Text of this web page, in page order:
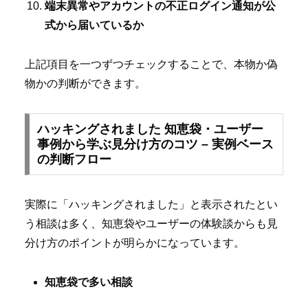
端末異常やアカウントの不正ログイン通知が公
式から届いているか
上記項目を一つずつチェックすることで、本物か偽
物かの判断ができます。
ハッキングされました 知恵袋・ユーザー
事例から学ぶ見分け方のコツ – 実例ベース
の判断フロー
実際に「ハッキングされました」と表示されたとい
う相談は多く、知恵袋やユーザーの体験談からも見
分け方のポイントが明らかになっています。
知恵袋で多い相談